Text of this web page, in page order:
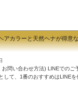
年後も自信を持てる髪と頭皮
アカラーと天然ヘナが得意
問い合わせ方法) LINEでのご
して、1番のおすすめはLINEを